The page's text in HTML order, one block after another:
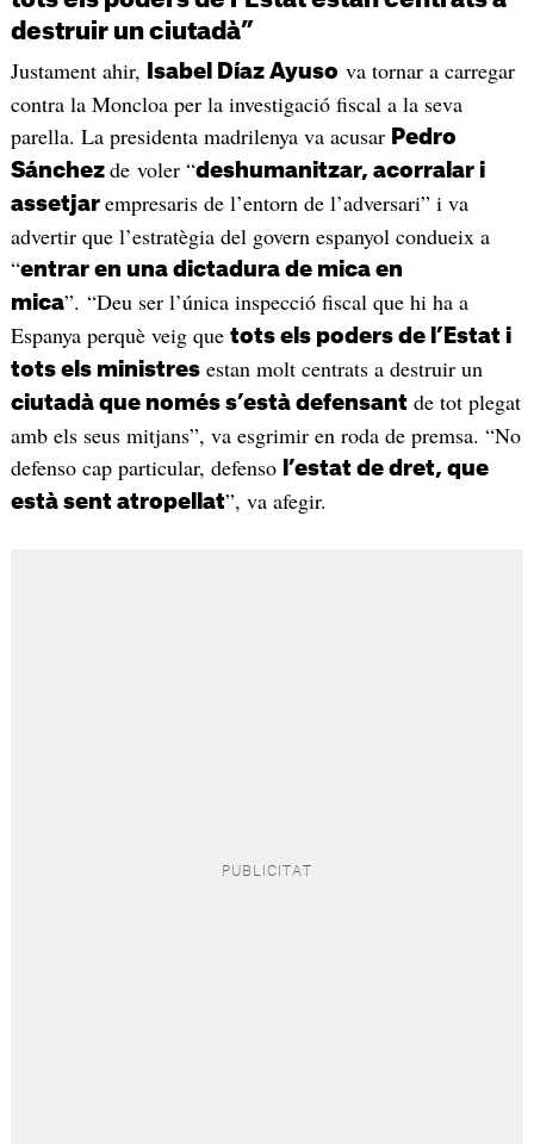
destruir un ciutadà”
Justament ahir, Isabel Díaz Ayuso va tornar a carregar
contra la Moncloa per la investigació fiscal a la seva
parella. La presidenta madrilenya va acusar Pedro
Sánchez de voler “deshumanitzar, acorralar i
assetjar empresaris de l’entorn de l’adversari” i va
advertir que l’estratègia del govern espanyol condueix a
“entrar en una dictadura de mica en
mica”. “Deu ser l’única inspecció fiscal que hi ha a
Espanya perquè veig que tots els poders de l’Estat i
tots els ministresestan molt centrats a destruir un
ciutadà que només s’està defensantde tot plegat
amb els seus mitjans”, va esgrimir en roda de premsa. “No
defenso cap particular, defenso l’estat de dret, que
està sent atropellat”, va afegir.